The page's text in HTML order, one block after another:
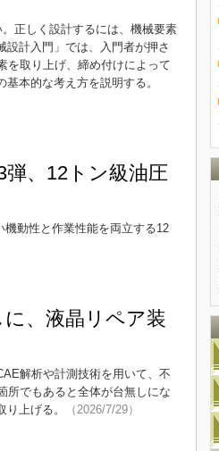
正しく設計するには、機械要素
計入門」では、入門者が押さ
を取り上げ、締め付けによって
本的な考え方を説明する。
、12トン級油圧
動性と作業性能を両立する12
、液晶リペア装
解析や計測技術を用いて、不
所でもあると全体が台無しにな
上げる。
（2026/7/29）